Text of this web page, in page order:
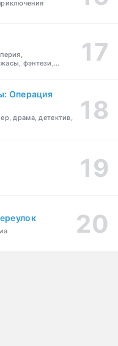
фэнтези,
Операция
драма, детектив,